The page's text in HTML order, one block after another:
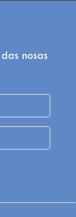
nosas